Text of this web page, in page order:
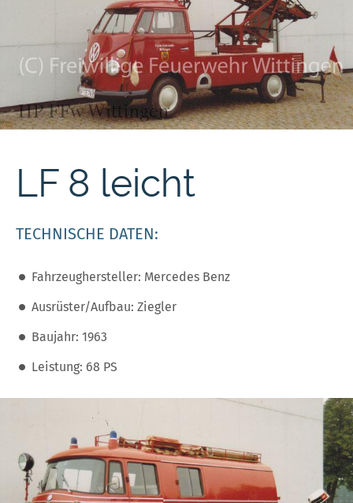
LF 8 leicht
TECHNISCHE DATEN:
Fahrzeughersteller: Mercedes Benz
Ausrüster/Aufbau: Ziegler
Baujahr: 1963
Leistung: 68 PS